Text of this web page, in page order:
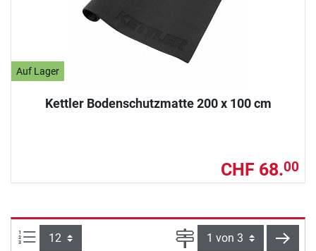
Auf Lager
Kettler Bodenschutzmatte 200 x 100 cm
CHF 68.00
Artikel pro Seite: Seite